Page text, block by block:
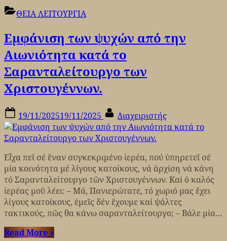
ΘΕΙΑ ΛΕΙΤΟΥΡΓΙΑ
Εμφάνιση των ψυχών από την
Αιωνιότητα κατά το
Σαρανταλείτουργο των
Χριστουγέννων.
Posted
on
19/11/202519/11/2025 By
Διαχειριστής
Εἶχα πεῖ σέ ἕναν συγκεκριμένο ἱερέα, πού ὑπηρετεῖ σέ
μία κοινότητα μέ λίγους κατοίκους, νά ἀρχίση νά κάνη
τό Σαρανταλείτουργο τῶν Χριστουγέννων. Καί ὁ καλός
ἱερέας μοῦ λέει: – Μά, Πανιερώτατε, τό χωριό μας ἔχει
λίγους κατοίκους, ἐμεῖς δέν ἔχουμε καί ψάλτες
τακτικούς, πῶς θα κάνω σαρανταλείτουργο; – Βάλε μία…
Read More“Εμφάνιση
»